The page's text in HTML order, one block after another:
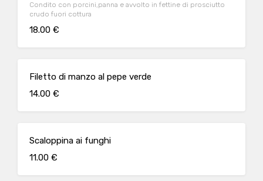
Condito con porcini,panna e avvolto in fettine di prosciutto
crudo fuori cottura
18.00 €
Filetto di manzo al pepe verde
14.00 €
Scaloppina ai funghi
11.00 €